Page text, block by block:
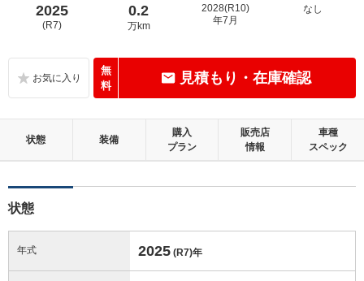
2025
(R7)
0.2
万km
2028(R10)
年7月
なし
無
料
見積もり・在庫確認
状態 装備
購入
プラン
販売店
情報
車種
スペック
状態
年式 2025 (R7)年